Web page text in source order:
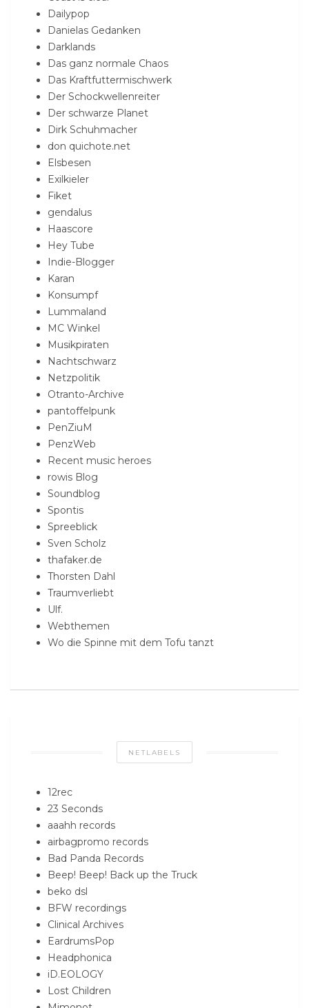
Dailypop
Danielas Gedanken
Darklands
Das ganz normale Chaos
Das Kraftfuttermischwerk
Der Schockwellenreiter
Der schwarze Planet
Dirk Schuhmacher
don quichote.net
Elsbesen
Exilkieler
Fiket
gendalus
Haascore
Hey Tube
Indie-Blogger
Karan
Konsumpf
Lummaland
MC Winkel
Musikpiraten
Nachtschwarz
Netzpolitik
Otranto-Archive
pantoffelpunk
PenZiuM
PenzWeb
Recent music heroes
rowis Blog
Soundblog
Spontis
Spreeblick
Sven Scholz
thafaker.de
Thorsten Dahl
Traumverliebt
Ulf.
Webthemen
Wo die Spinne mit dem Tofu tanzt
NETLABELS
12rec
23 Seconds
aaahh records
airbagpromo records
Bad Panda Records
Beep! Beep! Back up the Truck
beko dsl
BFW recordings
Clinical Archives
EardrumsPop
Headphonica
iD.EOLOGY
Lost Children